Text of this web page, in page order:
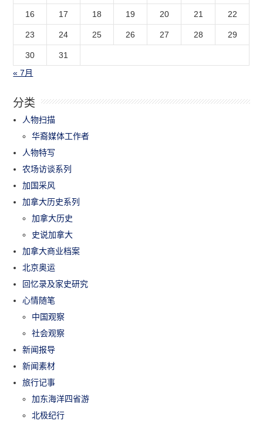
16 17 18 19 20 21 22
23 24 25 26 27 28 29
30
31
« 7月
分类
人物扫描
华裔媒体工作者
人物特写
农场访谈系列
加国采风
加拿大历史系列
加拿大历史
史说加拿大
加拿大商业档案
北京奥运
回忆录及家史研究
心情随笔
中国观察
社会观察
新闻报导
新闻素材
旅行记事
加东海洋四省游
北极纪行